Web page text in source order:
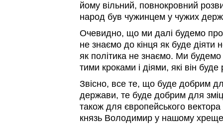
йому вільний, повнокровний
народ був чужинцем у чужих
Очевидно, що ми далі будемо
не знаємо до кінця як буде діяти
як політика не знаємо. Ми будемо
тими кроками і діями, які він буде
Звісно, все те, що буде добрим
держави, те буде добрим для
також для європейського
князь Володимир у нашому